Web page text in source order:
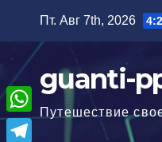
содержимому
Пт. Авг 7th, 2026
guanti-
Путешествие
W